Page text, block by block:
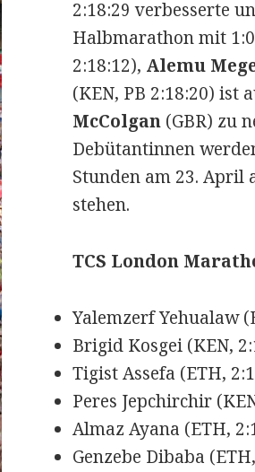
2:18:29 verbesserte
Halbmarathon mit
2:18:12), Alemu
(KEN, PB 2:18:20)
McColgan (GBR) zu
Debütantinnen
Stunden am 23. April
stehen.
TCS London
Yalemzerf Yehualaw
Brigid Kosgei (KEN,
Tigist Assefa (ETH,
Peres Jepchirchir
Almaz Ayana (ETH,
Genzebe Dibaba